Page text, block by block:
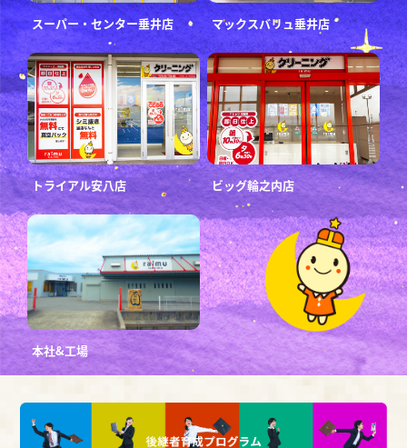
スーパー・センター垂井店 マックスバリュ垂井店
トライアル安八店 ビッグ輪之内店
本社&工場